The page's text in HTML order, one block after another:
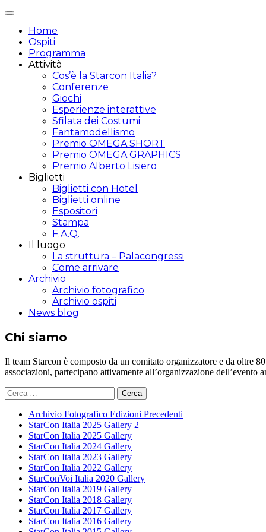
Attiva/disattiva
navigazione
Home
Ospiti
Programma
Attività
Cos’è la Starcon Italia?
Conferenze
Giochi
Esperienze interattive
Sfilata dei Costumi
Fantamodellismo
Premio OMEGA SHORT
Premio OMEGA GRAPHICS
Premio Alberto Lisiero
Biglietti
Biglietti con Hotel
Biglietti online
Espositori
Stampa
F.A.Q.
Il luogo
La struttura – Palacongressi
Come arrivare
Archivio
Archivio fotografico
Archivio ospiti
News blog
Chi siamo
Il team Starcon è composto da un comitato organizzatore e da oltre
associazioni, partecipano attivamente all’organizzazione
Ricerca
per:
Archivio Fotografico Edizioni Precedenti
StarCon Italia 2025 Gallery 2
StarCon Italia 2025 Gallery
StarCon Italia 2024 Gallery
StarCon Italia 2023 Gallery
StarCon Italia 2022 Gallery
StarConVoi Italia 2020 Gallery
StarCon Italia 2019 Gallery
StarCon Italia 2018 Gallery
StarCon Italia 2017 Gallery
StarCon Italia 2016 Gallery